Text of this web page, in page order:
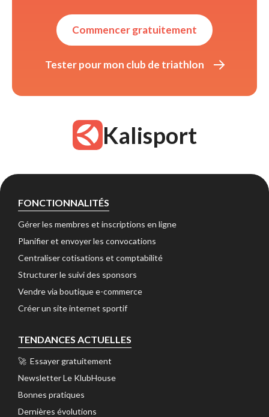
Commencer gratuitement
Tester pour mon club de triathlon
Kalisport
FONCTIONNALITÉS
Gérer les membres et inscriptions en ligne
Planifier et envoyer les convocations
Centraliser cotisations et comptabilité
Structurer le suivi des sponsors
Vendre via boutique e-commerce
Créer un site internet sportif
TENDANCES ACTUELLES
🚀 Essayer gratuitement
Newsletter Le KlubHouse
Bonnes pratiques
Dernières évolutions